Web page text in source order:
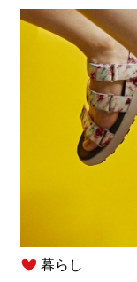
暮らし